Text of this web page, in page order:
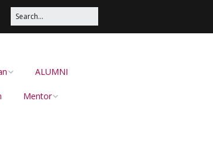
ALUMNI
Mentor